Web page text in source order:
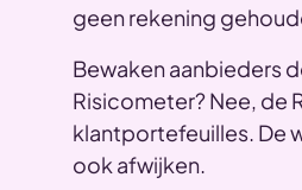
geen rekening
Bewaken aanbieders
Risicometer? Nee, de
klantportefeuilles. De
ook afwijken.